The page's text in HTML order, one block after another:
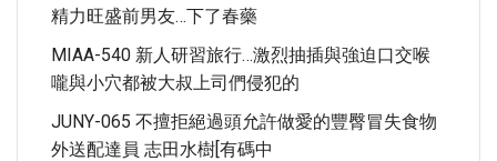
精力旺盛前男友…下了春藥
MIAA-540 新人研習旅行…激烈抽插與強迫口交喉
嚨與小穴都被大叔上司們侵犯的
JUNY-065 不擅拒絕過頭允許做愛的豐臀冒失食物
外送配達員 志田水樹[有碼中